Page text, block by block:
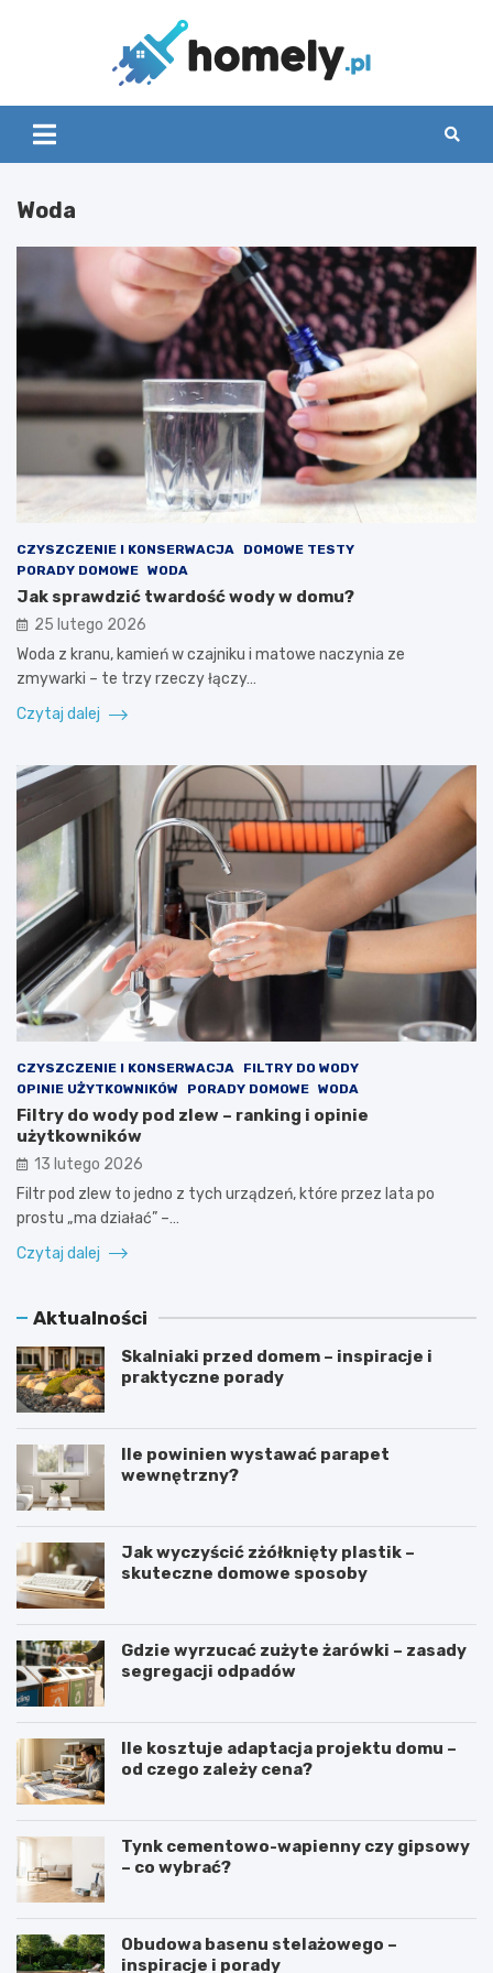
Woda
CZYSZCZENIE I KONSERWACJA
DOMOWE TESTY
PORADY DOMOWE WODA
Jak sprawdzić twardość wody w domu?
25 lutego 2026
Woda z kranu, kamień w czajniku i matowe naczynia ze
zmywarki – te trzy rzeczy łączy…
Czytaj dalej
CZYSZCZENIE I KONSERWACJA
FILTRY DO WODY
OPINIE UŻYTKOWNIKÓW
PORADY DOMOWE WODA
Filtry do wody pod zlew – ranking i opinie
użytkowników
13 lutego 2026
Filtr pod zlew to jedno z tych urządzeń, które przez lata po
prostu „ma działać” –…
Czytaj dalej
Aktualności
Skalniaki przed domem – inspiracje i
praktyczne porady
Ile powinien wystawać parapet
wewnętrzny?
Jak wyczyścić zżółknięty plastik –
skuteczne domowe sposoby
Gdzie wyrzucać zużyte żarówki – zasady
segregacji odpadów
Ile kosztuje adaptacja projektu domu –
od czego zależy cena?
Tynk cementowo-wapienny czy gipsowy
– co wybrać?
Obudowa basenu stelażowego –
inspiracje i porady